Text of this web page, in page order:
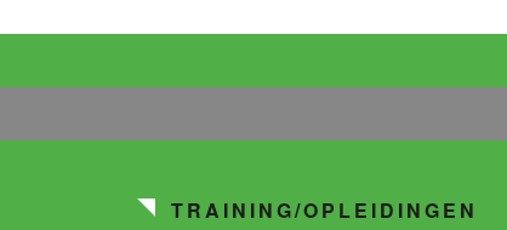
TRAINING/OPLEIDINGEN